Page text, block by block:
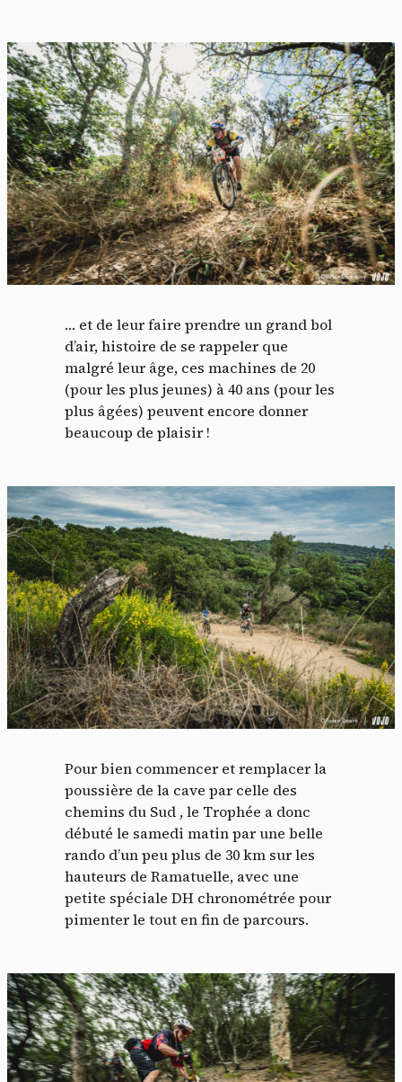
… et de leur faire prendre un grand bol
d’air, histoire de se rappeler que
malgré leur âge, ces machines de 20
(pour les plus jeunes) à 40 ans (pour les
plus âgées) peuvent encore donner
beaucoup de plaisir !
Pour bien commencer et remplacer la
poussière de la cave par celle des
chemins du Sud , le Trophée a donc
débuté le samedi matin par une belle
rando d’un peu plus de 30 km sur les
hauteurs de Ramatuelle, avec une
petite spéciale DH chronométrée pour
pimenter le tout en fin de parcours.